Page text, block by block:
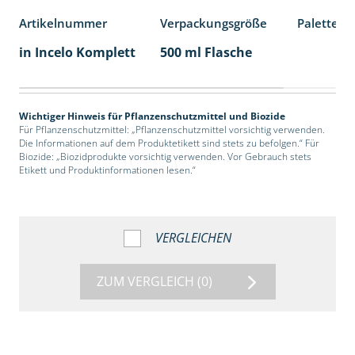
Artikelnummer Verpackungsgröße
in Incelo Komplett 500 ml Flasche
Wichtiger Hinweis für Pflanzenschutzmittel und Biozide
Für Pflanzenschutzmittel: „Pflanzenschutzmittel vorsichtig verwenden.
Die Informationen auf dem Produktetikett sind stets zu befolgen.“ Für
Biozide: „Biozidprodukte vorsichtig verwenden. Vor Gebrauch stets
Etikett und Produktinformationen lesen.“
VERGLEICHEN
ZUM VERGLEICH (0)